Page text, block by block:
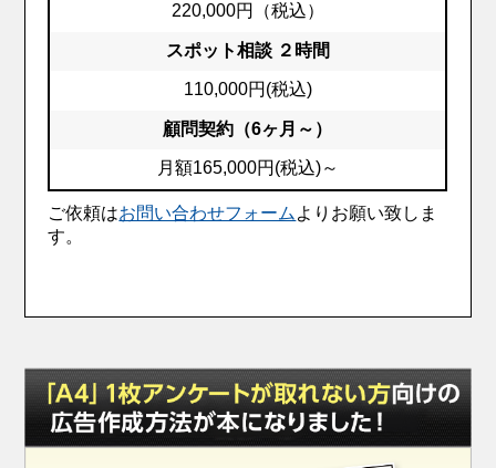
220,000円（税込）
スポット相談 ２時間
110,000円(税込)
顧問契約（6ヶ月～）
月額165,000円(税込)～
ご依頼はお問い合わせフォーム よりお願い致しま
す。